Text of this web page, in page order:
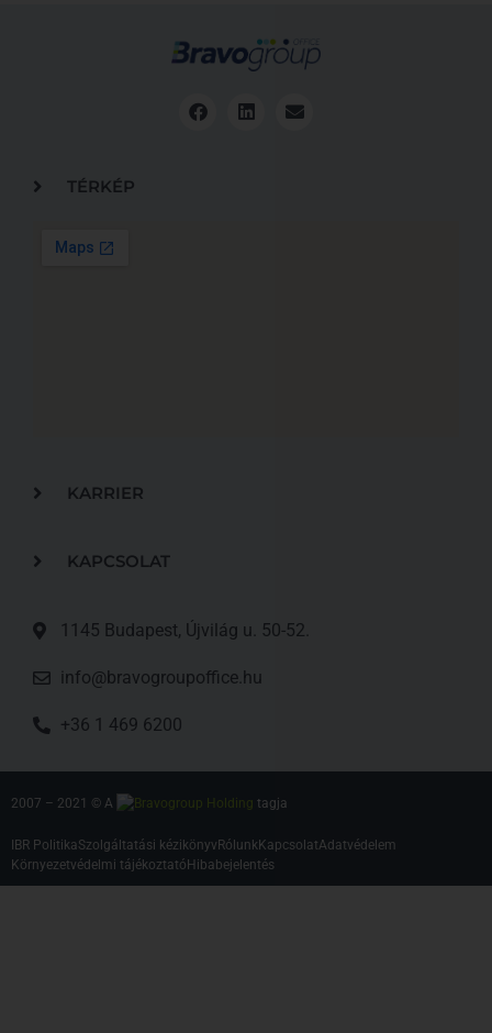
TÉRKÉP
KARRIER
KAPCSOLAT
1145 Budapest, Újvilág u. 50-52.
info@bravogroupoffice.hu
+36 1 469 6200
2007 – 2021 © A tagja
IBR PolitikaSzolgáltatási kézikönyv RólunkKapcsolatAdatvédelem
Környezetvédelmi tájékoztató Hibabejelentés